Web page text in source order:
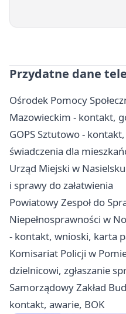
Przydatne dane
Ośrodek Pomocy
Mazowieckim - kontakt,
GOPS Sztutowo -
świadczenia dla
Urząd Miejski w
i sprawy do załatwienia
Powiatowy Zespoł do
Niepełnosprawności w
- kontakt, wnioski, karta
Komisariat Policji w
dzielnicowi, zgłaszanie
Samorządowy Zakład
kontakt, awarie, BOK